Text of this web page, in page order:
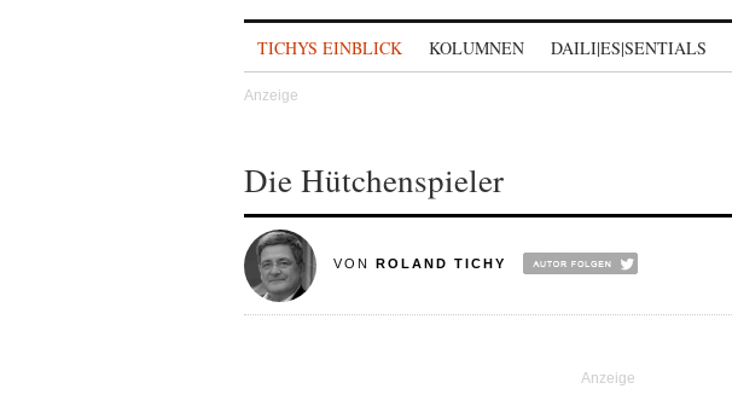
TICHYS EINBLICK KOLUMNEN DAILI|ES|SENTIALS
Die Hütchenspieler
VON ROLAND TICHY